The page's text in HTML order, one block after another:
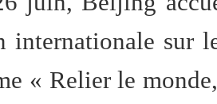
internationale sur
« Relier le